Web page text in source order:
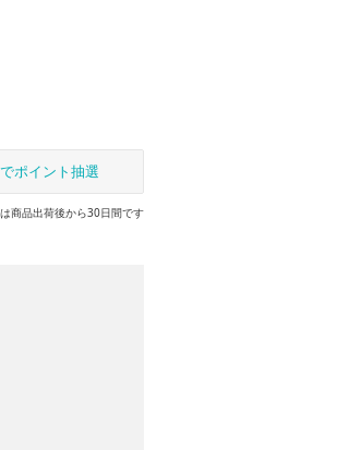
ポイント抽選
商品出荷後から30日間です